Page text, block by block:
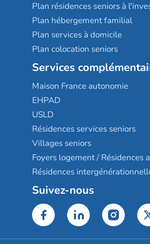
Plan résidences seniors à
Plan hébergement familial
Plan services à domicile
Plan colocation seniors
Services
Maison France autonomie
EHPAD
USLD
Résidences services seniors
Villages seniors
Foyers logement / Résidences
Résidences
Suivez-nous